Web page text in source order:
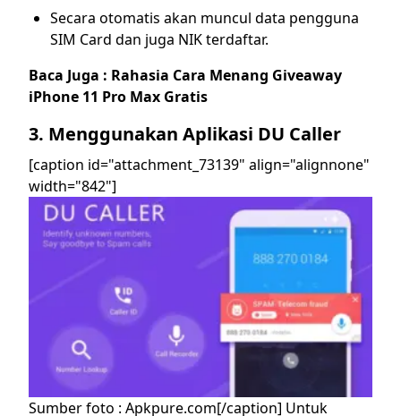
Secara otomatis akan muncul data pengguna
SIM Card dan juga NIK terdaftar.
Baca Juga : Rahasia Cara Menang Giveaway
iPhone 11 Pro Max Gratis
3. Menggunakan Aplikasi DU Caller
[caption id="attachment_73139" align="alignnone"
width="842"]
Sumber foto : Apkpure.com[/caption] Untuk